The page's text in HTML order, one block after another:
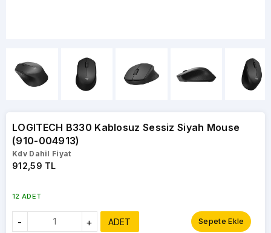
LOGITECH B330 Kablosuz Sessiz Siyah Mouse
(910-004913)
Kdv Dahil Fiyat
912,59 TL
12 ADET
- + ADET Sepete Ekle